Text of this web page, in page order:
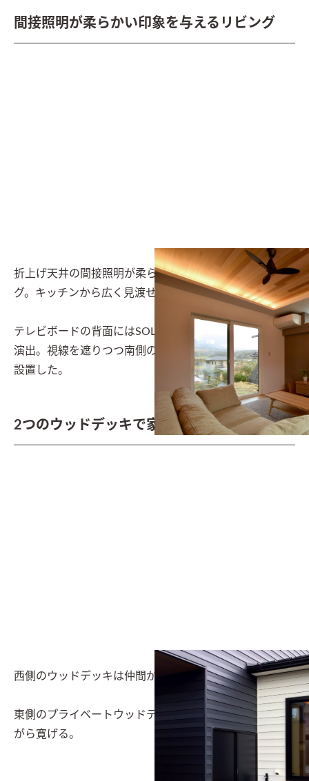
間接照明が柔らかい印象を与えるリビング
折上げ天井の間接照明が柔らかい印象を与えるリビン
グ。キッチンから広く見渡せ、家族の会話が弾む。
テレビボードの背面にはSOLIDOを貼り、カッコよさを
演出。視線を遮りつつ南側の光を取り入れるため高窓を
設置した。
2つのウッドデッキで家族団らん
西側のウッドデッキは仲間が集いBBQなどを楽しめる。
東側のプライベートウッドデッキは家族と自然を眺めな
がら寛げる。